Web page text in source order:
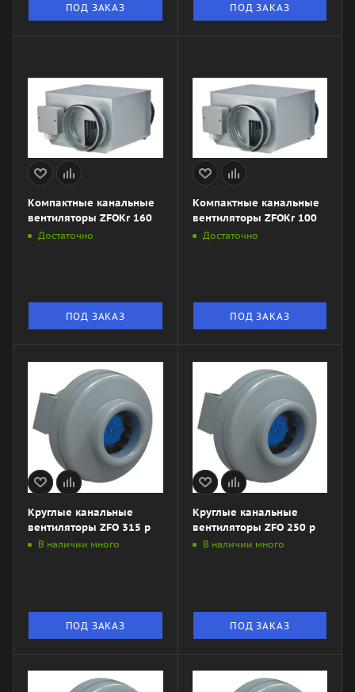
ПОД ЗАКАЗ ПОД ЗАКАЗ
Компактные канальные
вентиляторы ZFOKr 160
Достаточно
ПОД ЗАКАЗ
Компактные канальные
вентиляторы ZFOKr 100
Достаточно
ПОД ЗАКАЗ
Круглые канальные
вентиляторы ZFO 315 р
В наличии много
ПОД ЗАКАЗ
Круглые канальные
вентиляторы ZFO 250 р
В наличии много
ПОД ЗАКАЗ